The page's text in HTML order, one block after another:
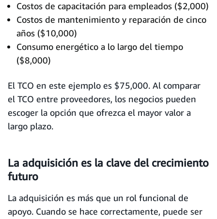
Costos de capacitación para empleados ($2,000)
Costos de mantenimiento y reparación de cinco
años ($10,000)
Consumo energético a lo largo del tiempo
($8,000)
El TCO en este ejemplo es $75,000. Al comparar
el TCO entre proveedores, los negocios pueden
escoger la opción que ofrezca el mayor valor a
largo plazo.
La adquisición es la clave del crecimiento
futuro
La adquisición es más que un rol funcional de
apoyo. Cuando se hace correctamente, puede ser